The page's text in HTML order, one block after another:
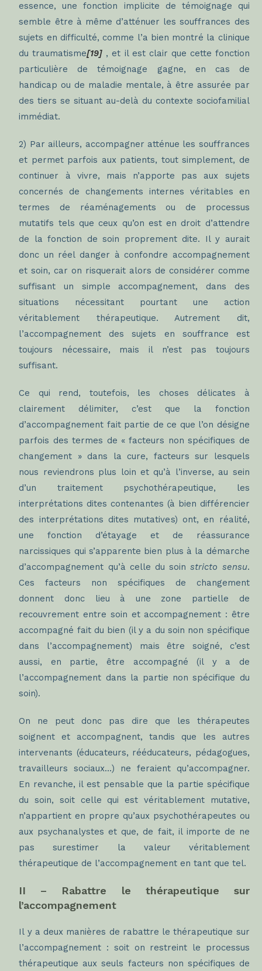
essence, une fonction implicite de témoignage qui
semble être à même d’atténuer les souffrances des
sujets en difficulté, comme l’a bien montré la clinique
du traumatisme[19] , et il est clair que cette fonction
particulière de témoignage gagne, en cas de
handicap ou de maladie mentale, à être assurée par
des tiers se situant au-delà du contexte sociofamilial
immédiat.
2) Par ailleurs, accompagner atténue les souffrances
et permet parfois aux patients, tout simplement, de
continuer à vivre, mais n’apporte pas aux sujets
concernés de changements internes véritables en
termes de réaménagements ou de processus
mutatifs tels que ceux qu’on est en droit d’attendre
de la fonction de soin proprement dite. Il y aurait
donc un réel danger à confondre accompagnement
et soin, car on risquerait alors de considérer comme
suffisant un simple accompagnement, dans des
situations nécessitant pourtant une action
véritablement thérapeutique. Autrement dit,
l’accompagnement des sujets en souffrance est
toujours nécessaire, mais il n’est pas toujours
suffisant.
Ce qui rend, toutefois, les choses délicates à
clairement délimiter, c’est que la fonction
d’accompagnement fait partie de ce que l’on désigne
parfois des termes de « facteurs non spécifiques de
changement » dans la cure, facteurs sur lesquels
nous reviendrons plus loin et qu’à l’inverse, au sein
d’un traitement psychothérapeutique, les
interprétations dites contenantes (à bien différencier
des interprétations dites mutatives) ont, en réalité,
une fonction d’étayage et de réassurance
narcissiques qui s’apparente bien plus à la démarche
d’accompagnement qu’à celle du soinstricto sensu.
Ces facteurs non spécifiques de changement
donnent donc lieu à une zone partielle de
recouvrement entre soin et accompagnement : être
accompagné fait du bien (il y a du soin non spécifique
dans l’accompagnement) mais être soigné, c’est
aussi, en partie, être accompagné (il y a de
l’accompagnement dans la partie non spécifique du
soin).
On ne peut donc pas dire que les thérapeutes
soignent et accompagnent, tandis que les autres
intervenants (éducateurs, rééducateurs, pédagogues,
travailleurs sociaux…) ne feraient qu’accompagner.
En revanche, il est pensable que la partie spécifique
du soin, soit celle qui est véritablement mutative,
n’appartient en propre qu’aux psychothérapeutes ou
aux psychanalystes et que, de fait, il importe de ne
pas surestimer la valeur véritablement
thérapeutique de l’accompagnement en tant que tel.
II – Rabattre le thérapeutique sur
l’accompagnement
Il y a deux manières de rabattre le thérapeutique sur
l’accompagnement : soit on restreint le processus
thérapeutique aux seuls facteurs non spécifiques de